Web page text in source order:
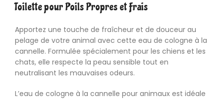
Toilette pour Poils Propres et Frais
Apportez une touche de fraîcheur et de douceur au
pelage de votre animal avec cette eau de cologne à la
cannelle. Formulée spécialement pour les chiens et les
chats, elle respecte la peau sensible tout en
neutralisant les mauvaises odeurs.
L’eau de cologne à la cannelle pour animaux est idéale